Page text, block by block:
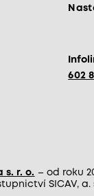
602
s. r. o. – od roku
SICAV, a.